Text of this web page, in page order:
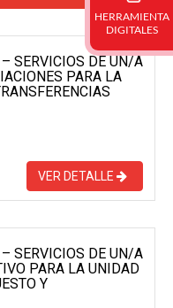
SERVICIOS DE UN/A
PARA LA
VER DETALLE
SERVICIOS DE UN/A
PARA LA UNIDAD
Y
HERRAMIENTA
DIGITALES